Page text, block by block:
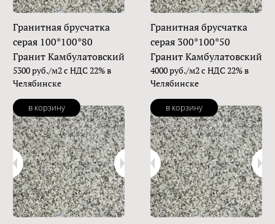
Гранитная брусчатка
серая 100*100*80
Гранит Камбулатовский
5300 руб./м2 с НДС 22% в
Челябинске
в корзину
Гранитная брусчатка
серая 300*100*50
Гранит Камбулатовский
4000 руб./м2 с НДС 22% в
Челябинске
в корзину